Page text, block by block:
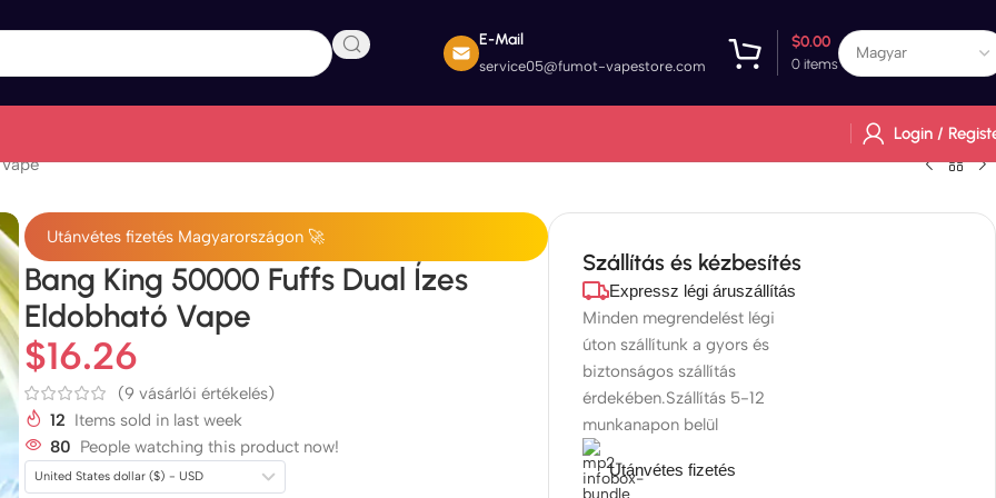
E-Mail
service05@fumot-vapestore.com 0 items
$0.00
Login /
Utánvétes fizetés Magyarországon 🚀
Bang King 50000 Fuffs Dual Ízes
Eldobható Vape
$16.26
(9 vásárlói értékelés)
12 Items sold in last week
80 People watching this product now!
United States dollar ($) - USD
Szállítás és kézbesítés
Expressz légi áruszállítás
Minden megrendelést légi
úton szállítunk a gyors és
biztonságos szállítás
érdekében.Szállítás 5-12
munkanapon belül
Utánvétes fizetés